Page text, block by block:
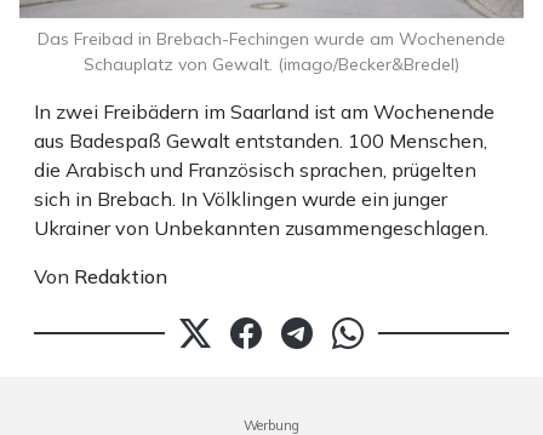
In zwei Freibädern im Saarland ist am Wochenende
aus Badespaß Gewalt entstanden. 100 Menschen,
die Arabisch und Französisch sprachen, prügelten
sich in Brebach. In Völklingen wurde ein junger
Ukrainer von Unbekannten zusammengeschlagen.
Von Redaktion
Das Freibad in Brebach-Fechingen wurde am Wochenende
Schauplatz von Gewalt. (imago/Becker&Bredel)
Werbung